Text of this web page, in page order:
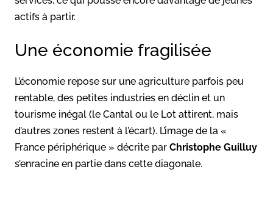
actifs à partir.
Une économie fragilisée
L’économie repose sur une agriculture parfois peu
rentable, des petites industries en déclin et un
tourisme inégal (le Cantal ou le Lot attirent, mais
d’autres zones restent à l’écart). L’image de la «
France périphérique » décrite par Christophe Guilluy
s’enracine en partie dans cette diagonale.